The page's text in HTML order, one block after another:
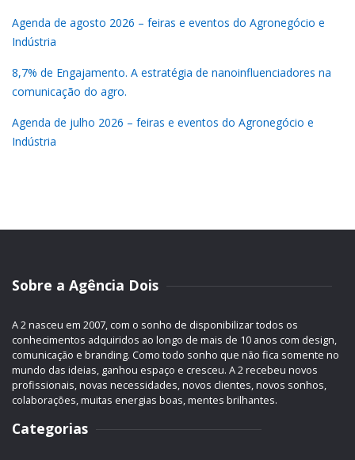
Agenda de agosto 2026 – feiras e eventos do Agronegócio e
Indústria
8,7% de Engajamento. A estratégia de nanoinfluenciadores na
comunicação do agro.
Agenda de julho 2026 – feiras e eventos do Agronegócio e
Indústria
Sobre a Agência Dois
A 2 nasceu em 2007, com o sonho de disponibilizar todos os
conhecimentos adquiridos ao longo de mais de 10 anos com design,
comunicação e branding. Como todo sonho que não fica somente no
mundo das ideias, ganhou espaço e cresceu. A 2 recebeu novos
profissionais, novas necessidades, novos clientes, novos sonhos,
colaborações, muitas energias boas, mentes brilhantes.
Categorias